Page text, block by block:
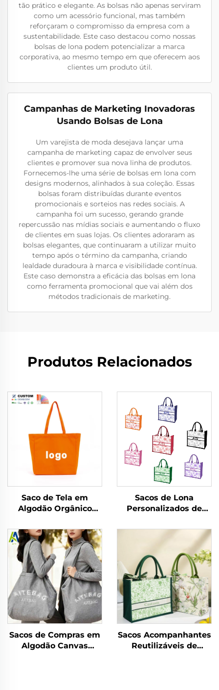
tão prático e elegante. As bolsas não apenas serviram
como um acessório funcional, mas também
reforçaram o compromisso da empresa com a
sustentabilidade. Este caso destacou como nossas
bolsas de lona podem potencializar a marca
corporativa, ao mesmo tempo em que oferecem aos
clientes um produto útil.
Campanhas de Marketing Inovadoras
Usando Bolsas de Lona
Um varejista de moda desejava lançar uma
campanha de marketing capaz de envolver seus
clientes e promover sua nova linha de produtos.
Fornecemos-lhe uma série de bolsas em lona com
designs modernos, alinhados à sua coleção. Essas
bolsas foram distribuídas durante eventos
promocionais e sorteios nas redes sociais. A
campanha foi um sucesso, gerando grande
repercussão nas mídias sociais e aumentando o fluxo
de clientes em suas lojas. Os clientes adoraram as
bolsas elegantes, que continuaram a utilizar muito
tempo após o término da campanha, criando
lealdade duradoura à marca e visibilidade contínua.
Este caso demonstra a eficácia das bolsas em lona
como ferramenta promocional que vai além dos
métodos tradicionais de marketing.
Produtos Relacionados
Saco de Tela em
Algodão Orgânico
Reutilizável com
Estampa de Logotipo
Personalizado,
Tamanho Grande
Sacos de Lona
Personalizados de
Design Floral Vintage
com Fivela Oculta,
Impressão por
Transferência Térmica
para Presente
Sacos de Compras em
Algodão Canvas
Sacos Acompanhantes
Reutilizáveis de